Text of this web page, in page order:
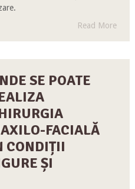
Read More
SE POATE
FACIALĂ
CONDIȚII
ȘI